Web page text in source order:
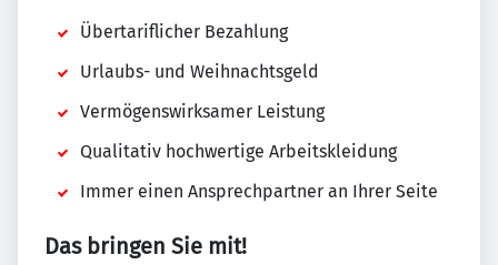
Übertariflicher Bezahlung
Urlaubs- und Weihnachtsgeld
Vermögenswirksamer Leistung
Qualitativ hochwertige Arbeitskleidung
Immer einen Ansprechpartner an Ihrer Seite
Das bringen Sie mit!